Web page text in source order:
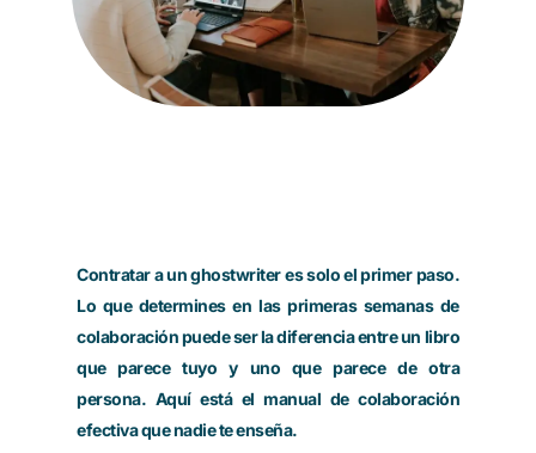
Contratar a un ghostwriter es solo el primer paso.
Lo que determines en las primeras semanas de
colaboración puede ser la diferencia entre un libro
que parece tuyo y uno que parece de otra
persona. Aquí está el manual de colaboración
efectiva que nadie te enseña.